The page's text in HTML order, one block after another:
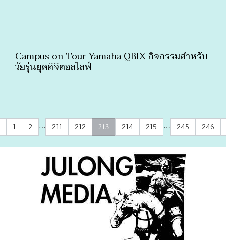
Campus on Tour Yamaha QBIX กิจกรรมสำหรับ
วัยรุ่นยุคดิจิตอลไลฟ์
1 2 … 211 212 213 214 215 … 245 246